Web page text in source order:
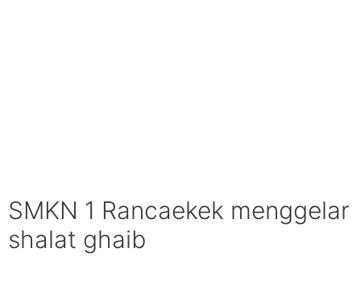
SMKN 1 Rancaekek menggelar
shalat ghaib